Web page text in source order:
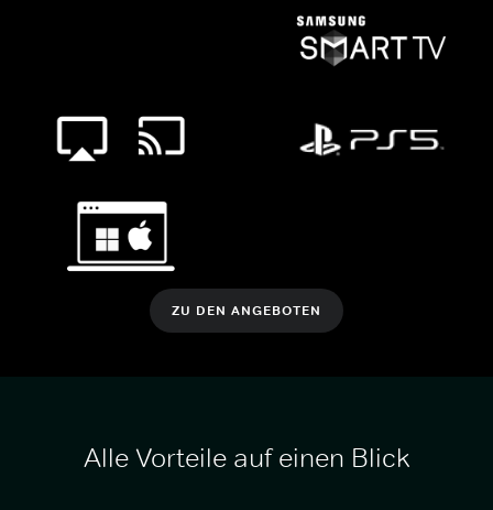
ZU DEN ANGEBOTEN
Alle Vorteile auf einen Blick